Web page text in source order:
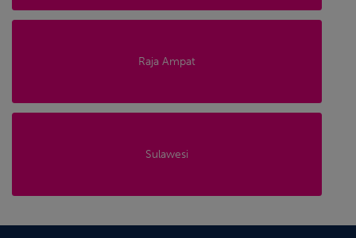
Raja Ampat
Sulawesi